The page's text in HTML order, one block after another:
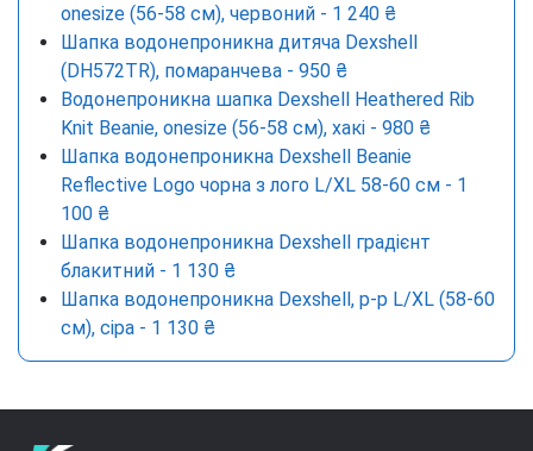
onesize (56-58 см), червоний - 1 240 ₴
Шапка водонепроникна дитяча Dexshell
(DH572TR), помаранчева - 950 ₴
Водонепроникна шапка Dexshell Heathered Rib
Knit Beanie, onesize (56-58 см), хакі - 980 ₴
Шапка водонепроникна Dexshell Beanie
Reflective Logo чорна з лого L/XL 58-60 см - 1
100 ₴
Шапка водонепроникна Dexshell градієнт
блакитний - 1 130 ₴
Шапка водонепроникна Dexshell, р-р L/XL (58-60
см), сіра - 1 130 ₴